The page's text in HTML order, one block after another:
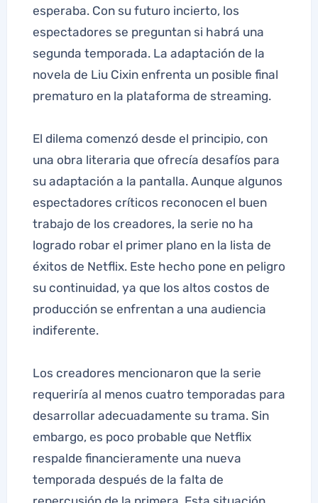
esperaba. Con su futuro incierto, los
espectadores se preguntan si habrá una
segunda temporada. La adaptación de la
novela de Liu Cixin enfrenta un posible final
prematuro en la plataforma de streaming.
El dilema comenzó desde el principio, con
una obra literaria que ofrecía desafíos para
su adaptación a la pantalla. Aunque algunos
espectadores críticos reconocen el buen
trabajo de los creadores, la serie no ha
logrado robar el primer plano en la lista de
éxitos de Netflix. Este hecho pone en peligro
su continuidad, ya que los altos costos de
producción se enfrentan a una audiencia
indiferente.
Los creadores mencionaron que la serie
requeriría al menos cuatro temporadas para
desarrollar adecuadamente su trama. Sin
embargo, es poco probable que Netflix
respalde financieramente una nueva
temporada después de la falta de